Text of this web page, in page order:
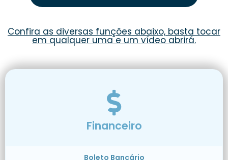
Confira as diversas funções abaixo, basta tocar
em qualquer uma e um vídeo abrirá.
Financeiro
Boleto Bancário